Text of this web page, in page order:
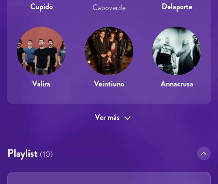
Cupido Caboverde Delaporte
Valira Veintiuno Annacrusa
Ver más
Playlist (10)